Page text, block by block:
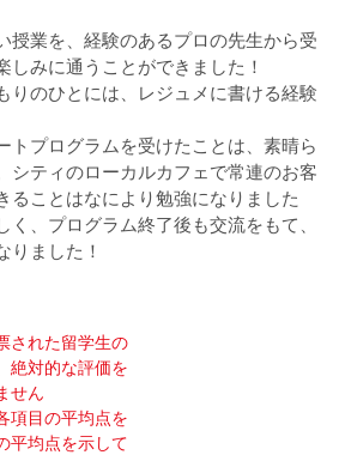
授業を、経験のあるプロの先生から受
しみに通うことができました！
りのひとには、レジュメに書ける経験
トプログラムを受けたことは、素晴ら
シティのローカルカフェで常連のお客
ることはなにより勉強になりました
く、プログラム終了後も交流をもて、
りました！
された留学生の
絶対的な評価を
せん
項目の平均点を
平均点を示して